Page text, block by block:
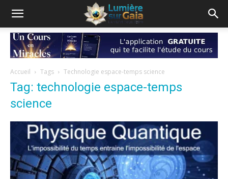
Accueil Tags Technologie espace-temps science
Tag: technologie espace-temps
science